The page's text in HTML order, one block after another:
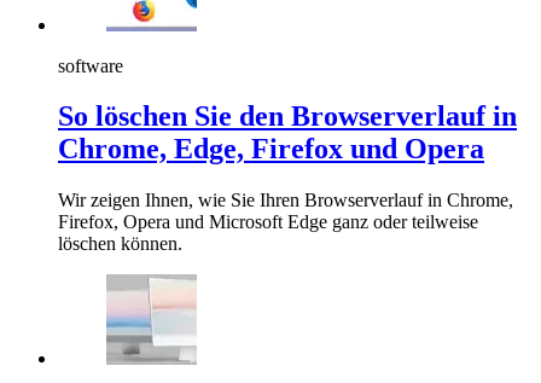
software
So löschen Sie den Browserverlauf in
Chrome, Edge, Firefox und Opera
Wir zeigen Ihnen, wie Sie Ihren Browserverlauf in Chrome,
Firefox, Opera und Microsoft Edge ganz oder teilweise
löschen können.